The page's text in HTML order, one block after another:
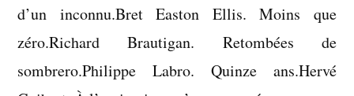
d’un inconnu.Bret Easton Ellis. Moins que
zéro.Richard Brautigan. Retombées de
sombrero.Philippe Labro. Quinze ans.Hervé